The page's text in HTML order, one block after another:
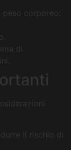
peso corporeo:
di
il rischio di